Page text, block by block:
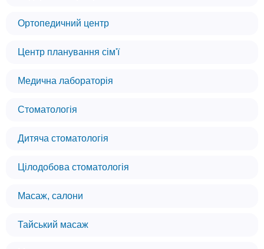
Ортопедичний центр
Центр планування сім'ї
Медична лабораторія
Стоматологія
Дитяча стоматологія
Цілодобова стоматологія
Масаж, салони
Тайський масаж